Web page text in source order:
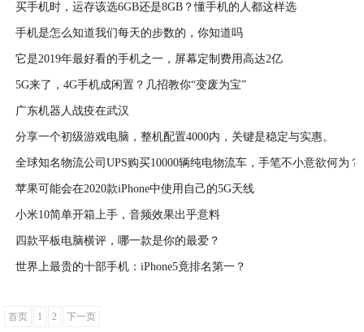
2024-11-29
买手机时，运存该选6GB还是8GB？懂手机的人都这样选
手机是怎么知道我们每天的步数的，你知道吗
2020-04-05
它是2019年最好看的手机之一，屏幕定制费用高达2亿
5G来了，4G手机成闲置？几招教你“变废为宝”
广东机器人战疫在武汉
2020-04-05
分享一个初级游戏电脑，整机配置4000内，关键是稳定与实惠。
2020-04-04
全球知名物流公司UPS购买10000辆纯电物流车，手笔不小意欲何为？
苹果可能会在2020款iPhone中使用自己的5G天线
小米10简单开箱上手，音频效果出乎意料
四款平板电脑横评，哪一款是你的最爱？
世界上最贵的十部手机：iPhone5竟排名第一？
首页 1 2 下一页